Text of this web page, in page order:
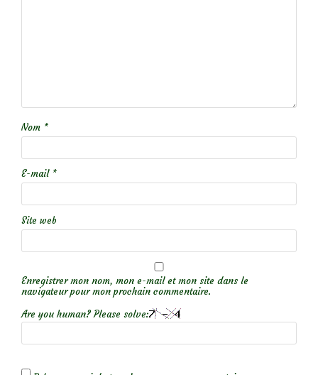
Nom *
E-mail *
Site web
Enregistrer mon nom, mon e-mail et mon site dans le
navigateur pour mon prochain commentaire.
Are you human? Please solve: